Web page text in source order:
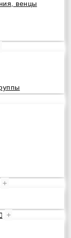
венцы
+
+